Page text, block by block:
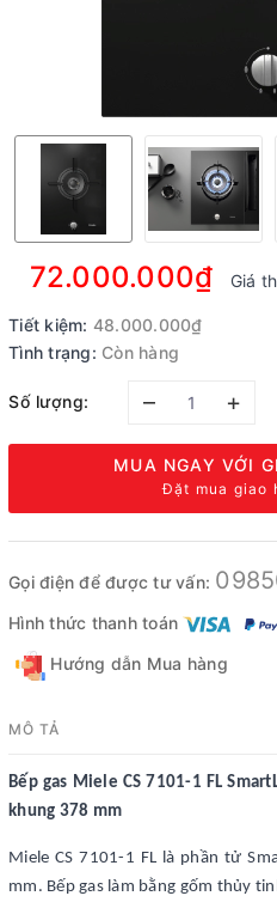
72.000.000₫ Giá
Tiết kiệm: 48.000.000₫
Tình trạng: Còn hàng
Số lượng: – +
MUA NGAY VỚI
Đặt mua giao
Gọi điện để được tư vấn:
Hình thức thanh toán
Hướng dẫn Mua hàng
MÔ TẢ
Bếp gas Miele CS 7101-1 FL
khung 378 mm
Miele CS 7101-1 FL là phần tử
mm. Bếp gas làm bằng gốm thủy